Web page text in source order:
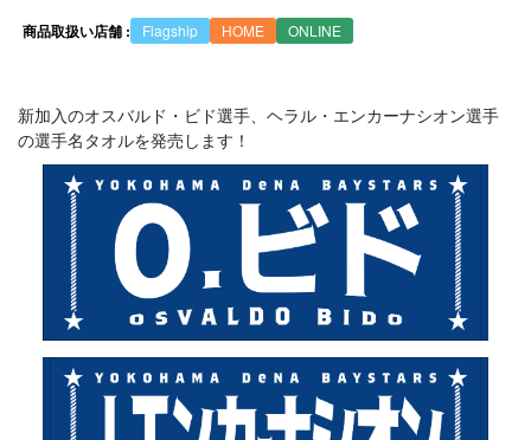
商品取扱い店舗 : Flagship HOME ONLINE
新加入のオスバルド・ビド選手、ヘラル・エンカーナシオン選手
の選手名タオルを発売します！